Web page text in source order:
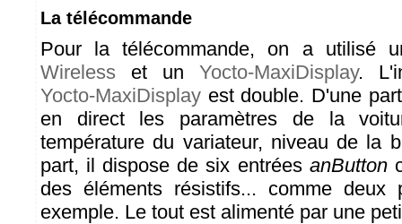
La télécommande
Pour la télécommande, on a utilisé
Wireless et un Yocto-MaxiDisplay.
Yocto-MaxiDisplay est double. D'une
en direct les paramètres de la
température du variateur, niveau de la
part, il dispose de six entrées anButton
des éléments résistifs... comme deux
exemple. Le tout est alimenté par une